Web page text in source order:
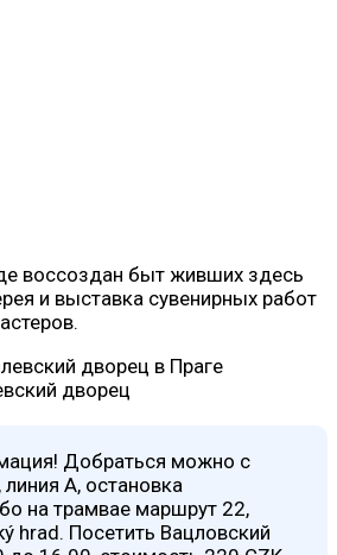
воссоздан быт живших здесь
и выставка сувенирных работ
дворец
Добраться можно с
А, остановка
на трамвае маршрут 22,
hrad. Посетить Вацловский